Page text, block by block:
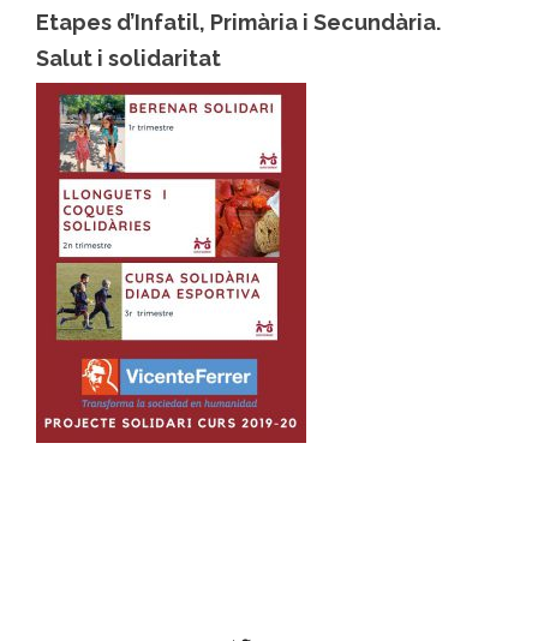
Etapes d’Infatil, Primària i Secundària.
Salut i solidaritat